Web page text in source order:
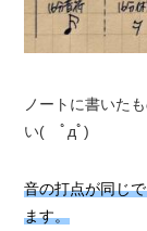
ノートに書いた
い( ﾟдﾟ)
音の打点が同じ
ます。